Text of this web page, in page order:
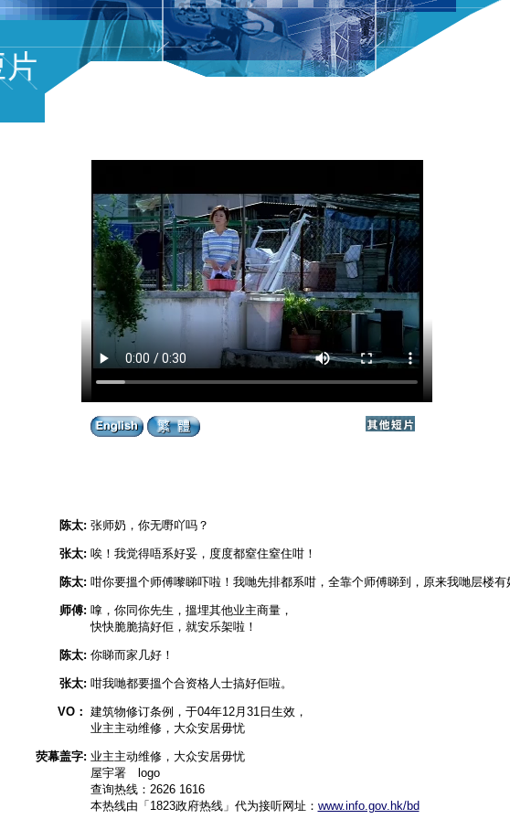
陈太: 张师奶，你无嘢吖吗？
张太: 唉！我觉得唔系好妥，度度都窒住窒住咁！
陈太: 咁你要搵个师傅嚟睇吓啦！我哋先排都系咁，全靠个师傅睇到，原来我哋层楼有
师傅: 嗱，你同你先生，搵埋其他业主商量，
快快脆脆搞好佢，就安乐架啦！
陈太: 你睇而家几好！
张太: 咁我哋都要搵个合资格人士搞好佢啦。
VO： 建筑物修订条例，于04年12月31日生效，
业主主动维修，大众安居毋忧
荧幕盖字: 业主主动维修，大众安居毋忧
屋宇署 logo
查询热线：2626 1616
本热线由「1823政府热线」代为接听网址： www.info.gov.hk/bd